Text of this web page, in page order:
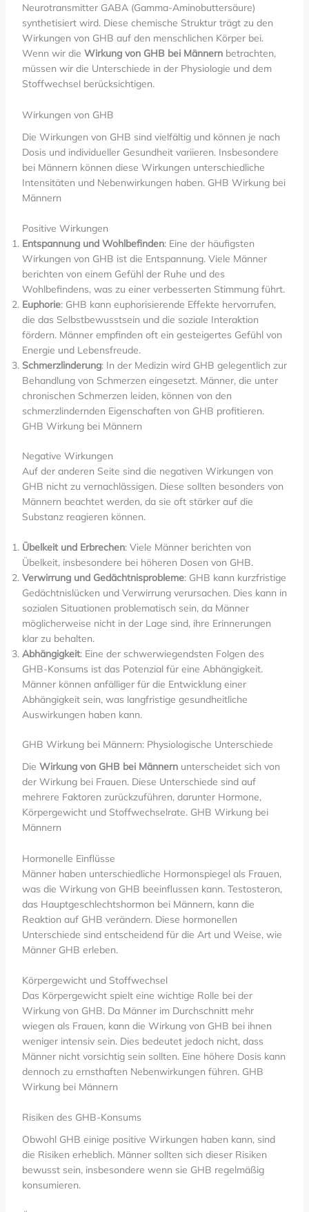
Neurotransmitter GABA (Gamma-Aminobuttersäure)
synthetisiert wird. Diese chemische Struktur trägt zu den
Wirkungen von GHB auf den menschlichen Körper bei.
Wenn wir die Wirkung von GHB bei Männernbetrachten,
müssen wir die Unterschiede in der Physiologie und dem
Stoffwechsel berücksichtigen.
Wirkungen von GHB
Die Wirkungen von GHB sind vielfältig und können je nach
Dosis und individueller Gesundheit variieren. Insbesondere
bei Männern können diese Wirkungen unterschiedliche
Intensitäten und Nebenwirkungen haben. GHB Wirkung bei
Männern
Positive Wirkungen
Entspannung und Wohlbefinden: Eine der häufigsten
Wirkungen von GHB ist die Entspannung. Viele Männer
berichten von einem Gefühl der Ruhe und des
Wohlbefindens, was zu einer verbesserten Stimmung führt.
Euphorie: GHB kann euphorisierende Effekte hervorrufen,
die das Selbstbewusstsein und die soziale Interaktion
fördern. Männer empfinden oft ein gesteigertes Gefühl von
Energie und Lebensfreude.
Schmerzlinderung: In der Medizin wird GHB gelegentlich zur
Behandlung von Schmerzen eingesetzt. Männer, die unter
chronischen Schmerzen leiden, können von den
schmerzlindernden Eigenschaften von GHB profitieren.
GHB Wirkung bei Männern
Negative Wirkungen
Auf der anderen Seite sind die negativen Wirkungen von
GHB nicht zu vernachlässigen. Diese sollten besonders von
Männern beachtet werden, da sie oft stärker auf die
Substanz reagieren können.
Übelkeit und Erbrechen: Viele Männer berichten von
Übelkeit, insbesondere bei höheren Dosen von GHB.
Verwirrung und Gedächtnisprobleme: GHB kann kurzfristige
Gedächtnislücken und Verwirrung verursachen. Dies kann in
sozialen Situationen problematisch sein, da Männer
möglicherweise nicht in der Lage sind, ihre Erinnerungen
klar zu behalten.
Abhängigkeit: Eine der schwerwiegendsten Folgen des
GHB-Konsums ist das Potenzial für eine Abhängigkeit.
Männer können anfälliger für die Entwicklung einer
Abhängigkeit sein, was langfristige gesundheitliche
Auswirkungen haben kann.
GHB Wirkung bei Männern: Physiologische Unterschiede
Die Wirkung von GHB bei Männernunterscheidet sich von
der Wirkung bei Frauen. Diese Unterschiede sind auf
mehrere Faktoren zurückzuführen, darunter Hormone,
Körpergewicht und Stoffwechselrate. GHB Wirkung bei
Männern
Hormonelle Einflüsse
Männer haben unterschiedliche Hormonspiegel als Frauen,
was die Wirkung von GHB beeinflussen kann. Testosteron,
das Hauptgeschlechtshormon bei Männern, kann die
Reaktion auf GHB verändern. Diese hormonellen
Unterschiede sind entscheidend für die Art und Weise, wie
Männer GHB erleben.
Körpergewicht und Stoffwechsel
Das Körpergewicht spielt eine wichtige Rolle bei der
Wirkung von GHB. Da Männer im Durchschnitt mehr
wiegen als Frauen, kann die Wirkung von GHB bei ihnen
weniger intensiv sein. Dies bedeutet jedoch nicht, dass
Männer nicht vorsichtig sein sollten. Eine höhere Dosis kann
dennoch zu ernsthaften Nebenwirkungen führen. GHB
Wirkung bei Männern
Risiken des GHB-Konsums
Obwohl GHB einige positive Wirkungen haben kann, sind
die Risiken erheblich. Männer sollten sich dieser Risiken
bewusst sein, insbesondere wenn sie GHB regelmäßig
konsumieren.